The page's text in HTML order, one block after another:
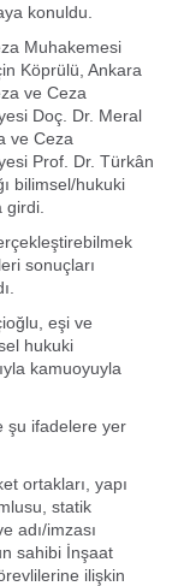
konuldu.
Muhakemesi
Köprülü, Ankara
ve Ceza
Doç. Dr. Meral
ve Ceza
Prof. Dr. Türkân
bilimsel/hukuki
sonuçları
eşi ve
hukuki
kamuoyuyla
şu ifadelere yer
ortakları, yapı
statik
adı/imzası
sahibi İnşaat
ilişkin